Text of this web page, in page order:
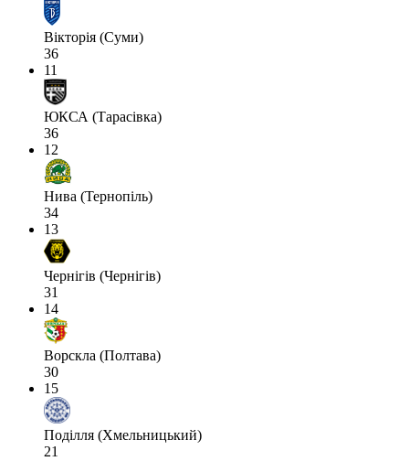
Вікторія (Суми)
36
11
ЮКСА (Тарасівка)
36
12
Нива (Тернопіль)
34
13
Чернігів (Чернігів)
31
14
Ворскла (Полтава)
30
15
Поділля (Хмельницький)
21